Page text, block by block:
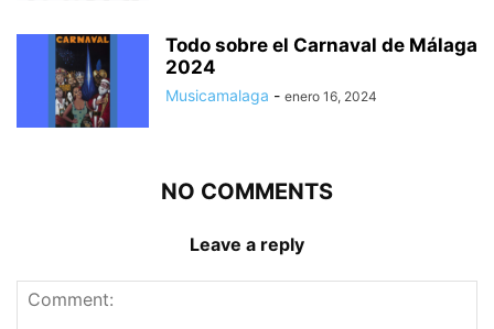
Todo sobre el Carnaval de Málaga
2024
Musicamalaga - enero 16, 2024
NO COMMENTS
Leave a reply